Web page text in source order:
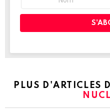
PLUS D'ARTICLES